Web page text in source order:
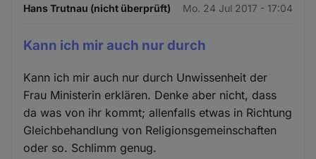
Hans Trutnau (nicht überprüft) Mo. 24 Jul 2017 - 17:04
Kann ich mir auch nur durch
Kann ich mir auch nur durch Unwissenheit der
Frau Ministerin erklären. Denke aber nicht, dass
da was von ihr kommt; allenfalls etwas in Richtung
Gleichbehandlung von Religionsgemeinschaften
oder so. Schlimm genug.